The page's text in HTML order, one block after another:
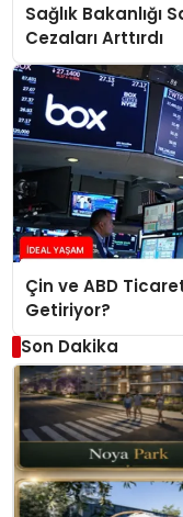
Sağlık Bakanlığı
Cezaları Arttırdı
Çin ve ABD
Getiriyor?
Son Dakika